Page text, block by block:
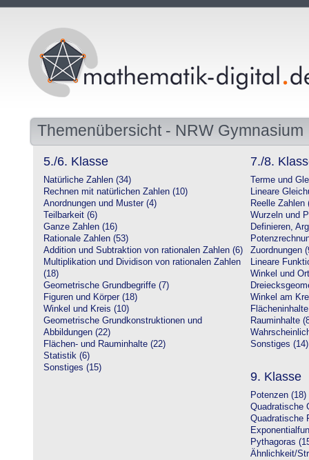
Themenübersicht - NRW Gymnasium
5./6. Klasse
Natürliche Zahlen (34)
Rechnen mit natürlichen Zahlen (10)
Anordnungen und Muster (4)
Teilbarkeit (6)
Ganze Zahlen (16)
Rationale Zahlen (53)
Addition und Subtraktion von rationalen Zahlen (6)
Multiplikation und Dividison von rationalen Zahlen
(18)
Geometrische Grundbegriffe (7)
Figuren und Körper (18)
Winkel und Kreis (10)
Geometrische Grundkonstruktionen und
Abbildungen (22)
Flächen- und Rauminhalte (22)
Statistik (6)
Sonstiges (15)
7./8.
Terme und
Lineare
Reelle Zahlen
Wurzeln und
Definieren,
Zuordnungen
Lineare
Winkel und
Winkel am
Rauminhalte
Sonstiges (14)
9. Klasse
Potenzen (18)
Quadratische
Quadratische
Pythagoras
Ähnlichkeit/